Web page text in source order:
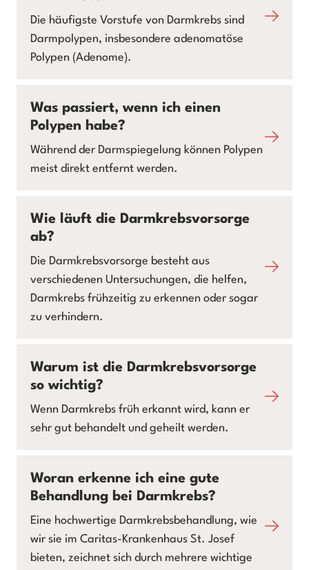
Die häufigste Vorstufe von Darmkrebs sind
Darmpolypen, insbesondere adenomatöse
Polypen (Adenome).
Was passiert, wenn ich einen
Polypen habe?
Während der Darmspiegelung können Polypen
meist direkt entfernt werden.
Wie läuft die Darmkrebsvorsorge
ab?
Die Darmkrebsvorsorge besteht aus
verschiedenen Untersuchungen, die helfen,
Darmkrebs frühzeitig zu erkennen oder sogar
zu verhindern.
Warum ist die Darmkrebsvorsorge
so wichtig?
Wenn Darmkrebs früh erkannt wird, kann er
sehr gut behandelt und geheilt werden.
Woran erkenne ich eine gute
Behandlung bei Darmkrebs?
Eine hochwertige Darmkrebsbehandlung, wie
wir sie im Caritas-Krankenhaus St. Josef
bieten, zeichnet sich durch mehrere wichtige